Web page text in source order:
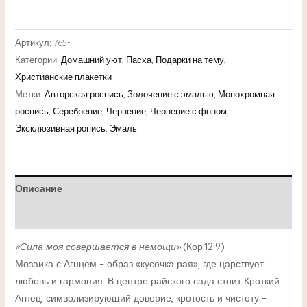
Артикул: 765-T
Категории: Домашний уют, Пасха, Подарки на тему,
Христианские плакетки
Метки: Авторская роспись, Золочение с эмалью, Монохромная
роспись, Серебрение, Чернение, Чернение с фоном
Эксклюзивная ропись, Эмаль
Описание
«Сила моя совершается в немощи»(Кор.12:9)
Мозаика с Агнцем – образ «кусочка рая», где царствует
любовь и гармония. В центре райского сада стоит Кроткий
Агнец, символизирующий доверие, кротость и чистоту –